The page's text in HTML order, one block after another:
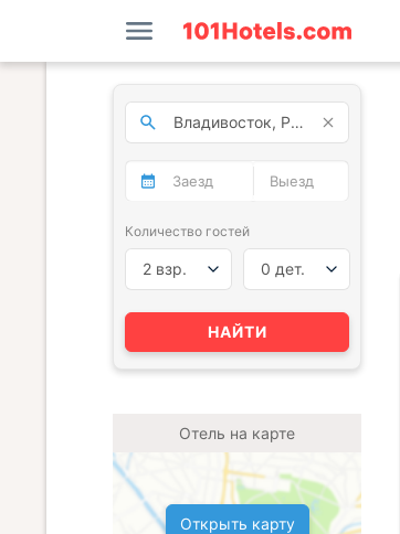
Количество гостей
2 взр. 0 дет.
НАЙТИ
Отель на карте
Открыть карту